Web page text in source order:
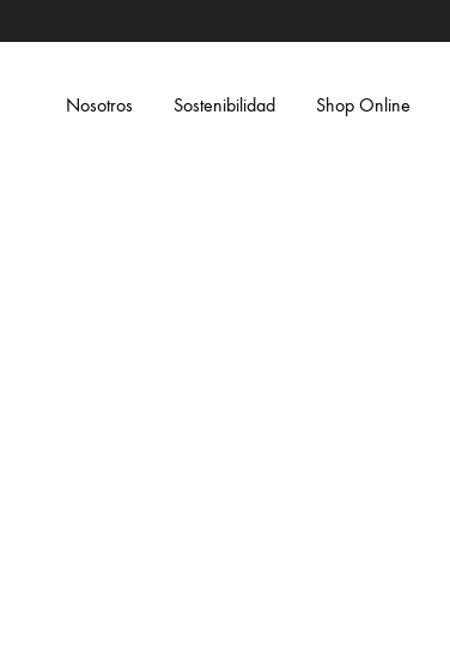
Nosotros Sostenibilidad Shop Online